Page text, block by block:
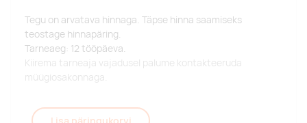
Tegu on arvatava hinnaga. Täpse hinna saamiseks
teostage hinnapäring.
Tarneaeg: 12 tööpäeva.
Kiirema tarneaja vajadusel palume kontakteeruda
müügiosakonnaga.